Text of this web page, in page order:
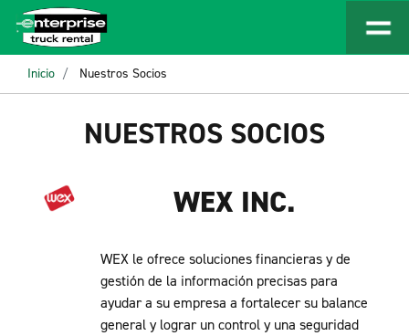
Inicio Nuestros Socios
NUESTROS SOCIOS
WEX INC.
WEX le ofrece soluciones financieras y de
gestión de la información precisas para
ayudar a su empresa a fortalecer su balance
general y lograr un control y una seguridad